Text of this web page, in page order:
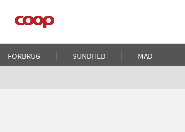
hovedindhold
Main
navigation
FORBRUG SUNDHED MAD
Brødkrumme